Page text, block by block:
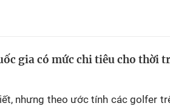
gia có mức chi tiêu cho
nhưng theo ước tính các golfer